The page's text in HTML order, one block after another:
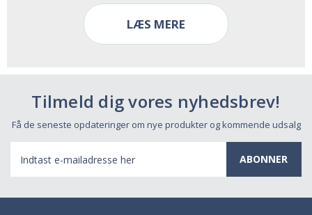
LÆS MERE
Tilmeld dig vores nyhedsbrev!
Få de seneste opdateringer om nye produkter og kommende udsalg
mail-
adresse